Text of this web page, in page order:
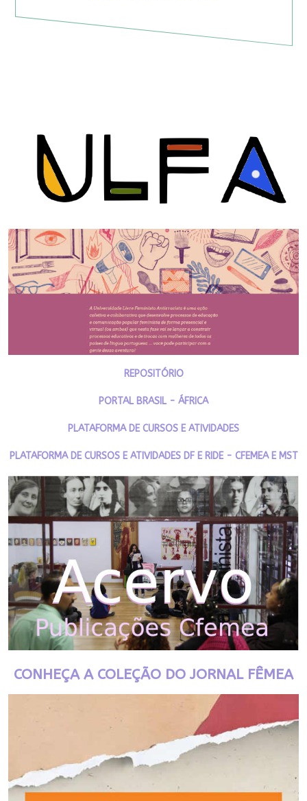
REPOSITÓRIO
PORTAL BRASIL - ÁFRICA
PLATAFORMA DE CURSOS E ATIVIDADES
PLATAFORMA DE CURSOS E ATIVIDADES DF E RIDE - CFEMEA E MST
CONHEÇA A COLEÇÃO DO JORNAL FÊMEA